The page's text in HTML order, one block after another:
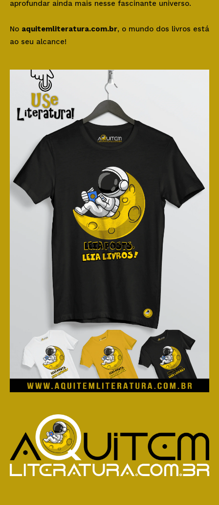
aprofundar ainda mais nesse fascinante universo.
No aquitemliteratura.com.br, o mundo dos livros está
ao seu alcance!